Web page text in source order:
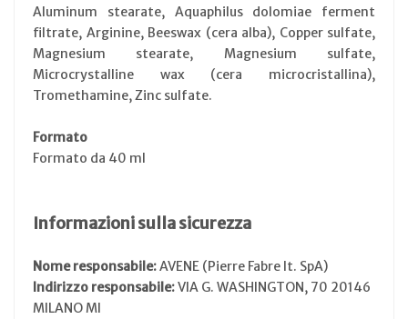
Aluminum stearate, Aquaphilus dolomiae ferment
filtrate, Arginine, Beeswax (cera alba), Copper sulfate,
Magnesium stearate, Magnesium sulfate,
Microcrystalline wax (cera microcristallina),
Tromethamine, Zinc sulfate.
Formato
Formato da 40 ml
Informazioni sulla sicurezza
Nome responsabile:AVENE (Pierre Fabre It. SpA)
Indirizzo responsabile:VIA G. WASHINGTON, 70 20146
MILANO MI